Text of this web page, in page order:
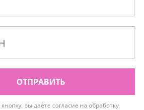
ОТПРАВИТЬ
вы даёте согласие на обработку